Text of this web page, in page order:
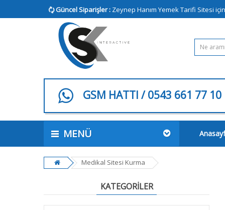
Güncel Siparişler : Zeynep Hanım Yemek Tarifi Sitesi
GSM HATTI / 0543 661 77 10
MENÜ
Medikal Sitesi Kurma
KATEGORILER